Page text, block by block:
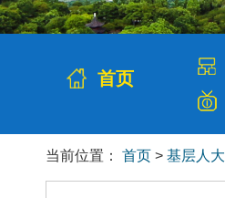
首页
当前位置： 首页 > 基层人大